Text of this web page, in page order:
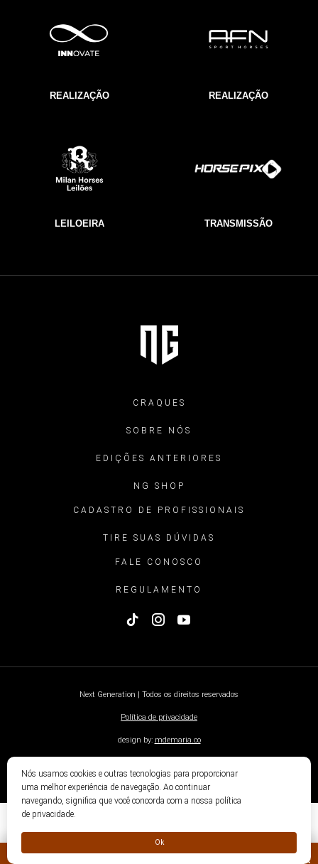
« ANTERIOR PRÓXIMO »
REALIZAÇÃO REALIZAÇÃO
LEILOEIRA TRANSMISSÃO
CRAQUES
SOBRE NÓS
EDIÇÕES ANTERIORES
NG SHOP
CADASTRO DE PROFISSIONAIS
TIRE SUAS DÚVIDAS
FALE CONOSCO
REGULAMENTO
Next Generation | Todos os direitos reservados
Política de privacidade
design by: mdemaria.co
Nós usamos cookies e outras tecnologias para proporcionar
uma melhor experiência de navegação. Ao continuar
navegando, significa que você concorda com a nossa política
de privacidade.
Ok